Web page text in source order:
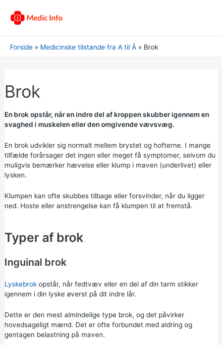
Forside Medicinske tilstande fra A til Å Brok
Brok
En brok opstår, når en indre del af kroppen skubber igennem en
svaghed i muskelen eller den omgivende vævsvæg.
En brok udvikler sig normalt mellem brystet og hofterne. I mange
tilfælde forårsager det ingen eller meget få symptomer, selvom du
muligvis bemærker hævelse eller klump i maven (underlivet) eller
lysken.
Klumpen kan ofte skubbes tilbage eller forsvinder, når du ligger
ned. Hoste eller anstrengelse kan få klumpen til at fremstå.
Typer af brok
Inguinal brok
Lyskebrokopstår, når fedtvæv eller en del af din tarm stikker
igennem i din lyske øverst på dit indre lår.
Dette er den mest almindelige type brok, og det påvirker
hovedsageligt mænd. Det er ofte forbundet med aldring og
gentagen belastning på maven.